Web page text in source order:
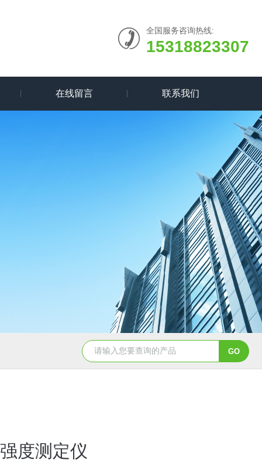
全国服务咨询热线:
15318823307
在线留言 联系我们
度测定仪